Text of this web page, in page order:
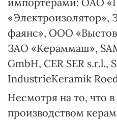
«Электроизолятор»,
фаянс», ООО
ЗАО «Кераммаш»,
GmbH, CER SER s.r.l.,
IndustrieKeramik
Несмотря на то, что
производством